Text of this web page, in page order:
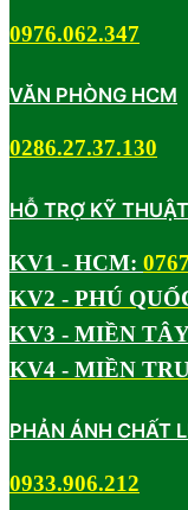
0976.062.347
VĂN PHÒNG HCM
0286.27.37.130
HỖ TRỢ KỸ
KV1 - HCM:
KV2 - PHÚ
KV3 - MIỀN
KV4 - MIỀN
PHẢN ÁNH CHẤT
0933.906.212